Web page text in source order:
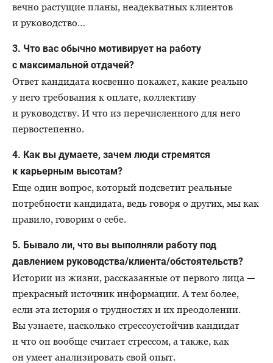
вечно растущие планы, неадекватных клиентов
и руководство…
3. Что вас обычно мотивирует на работу
с максимальной отдачей?
Ответ кандидата косвенно покажет, какие реально
у него требования к оплате, коллективу
и руководству. И что из перечисленного для него
первостепенно.
4. Как вы думаете, зачем люди стремятся
к карьерным высотам?
Еще один вопрос, который подсветит реальные
потребности кандидата, ведь говоря о других, мы как
правило, говорим о себе.
5. Бывало ли, что вы выполняли работу под
давлением руководства/клиента/обстоятельств?
Истории из жизни, рассказанные от первого лица —
прекрасный источник информации. А тем более,
если эта история о трудностях и их преодолении.
Вы узнаете, насколько стрессоустойчив кандидат
и что он вообще считает стрессом, а также, как
он умеет анализировать свой опыт.